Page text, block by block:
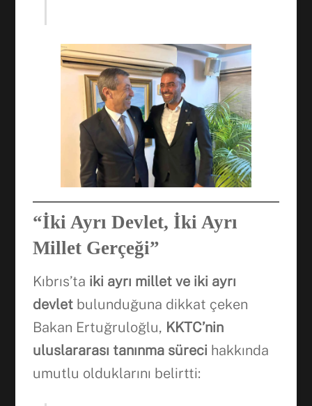
“İki Ayrı Devlet, İki Ayrı
Millet Gerçeği”
Kıbrıs’ta iki ayrı millet ve iki ayrı
devletbulunduğuna dikkat çeken
Bakan Ertuğruloğlu, KKTC’nin
uluslararası tanınma süreci hakkında
umutlu olduklarını belirtti: